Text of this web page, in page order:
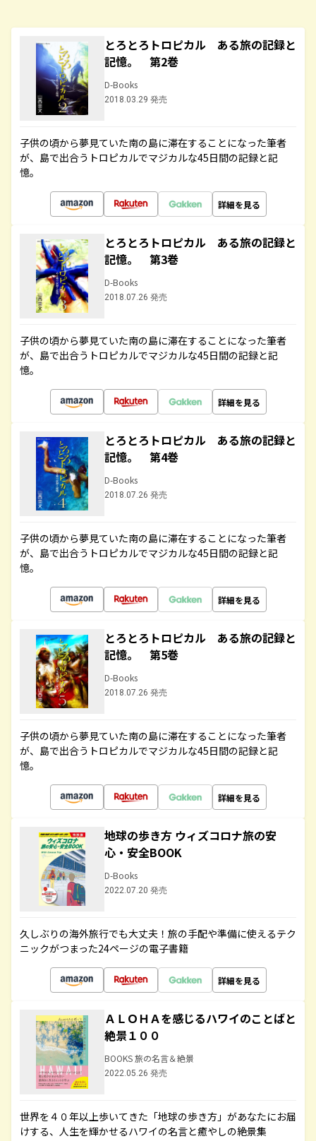
とろとろトロピカル ある旅の記録と
記憶。 第2巻
D-Books
2018.03.29 発売
子供の頃から夢見ていた南の島に滞在することになった筆者
が、島で出合うトロピカルでマジカルな45日間の記録と記
憶。
詳細を見る
とろとろトロピカル ある旅の記録と
記憶。 第3巻
D-Books
2018.07.26 発売
子供の頃から夢見ていた南の島に滞在することになった筆者
が、島で出合うトロピカルでマジカルな45日間の記録と記
憶。
詳細を見る
とろとろトロピカル ある旅の記録と
記憶。 第4巻
D-Books
2018.07.26 発売
子供の頃から夢見ていた南の島に滞在することになった筆者
が、島で出合うトロピカルでマジカルな45日間の記録と記
憶。
詳細を見る
とろとろトロピカル ある旅の記録と
記憶。 第5巻
D-Books
2018.07.26 発売
子供の頃から夢見ていた南の島に滞在することになった筆者
が、島で出合うトロピカルでマジカルな45日間の記録と記
憶。
詳細を見る
地球の歩き方 ウィズコロナ旅の安
心・安全BOOK
D-Books
2022.07.20 発売
久しぶりの海外旅行でも大丈夫！旅の手配や準備に使えるテク
ニックがつまった24ページの電子書籍
詳細を見る
ＡＬＯＨＡを感じるハワイのことばと
絶景１００
BOOKS 旅の名言＆絶景
2022.05.26 発売
世界を４０年以上歩いてきた「地球の歩き方」があなたにお届
けする、人生を輝かせるハワイの名言と癒やしの絶景集